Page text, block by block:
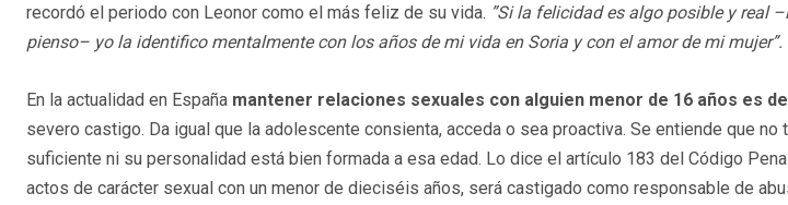
recordó el periodo con Leonor como el más feliz de su vida. ”Si la felicidad es algo posible y real
pienso– yo la identifico mentalmente con los años de mi vida en Soria y con el amor de mi mujer”.
En la actualidad en España mantener relaciones sexuales con alguien menor de 16 años es
severo castigo. Da igual que la adolescente consienta, acceda o sea proactiva. Se entiende que no
suficiente ni su personalidad está bien formada a esa edad. Lo dice el artículo 183 del Código
actos de carácter sexual con un menor de dieciséis años, será castigado como responsable de